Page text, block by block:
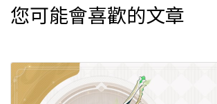
您可能會喜歡的文章